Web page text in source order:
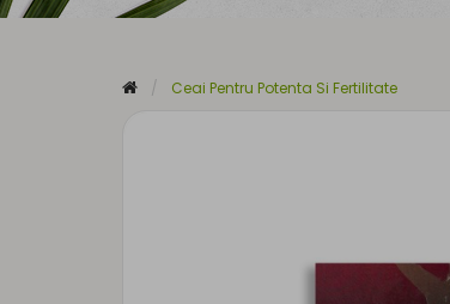
Ceai Pentru Potenta Si Fertilitate